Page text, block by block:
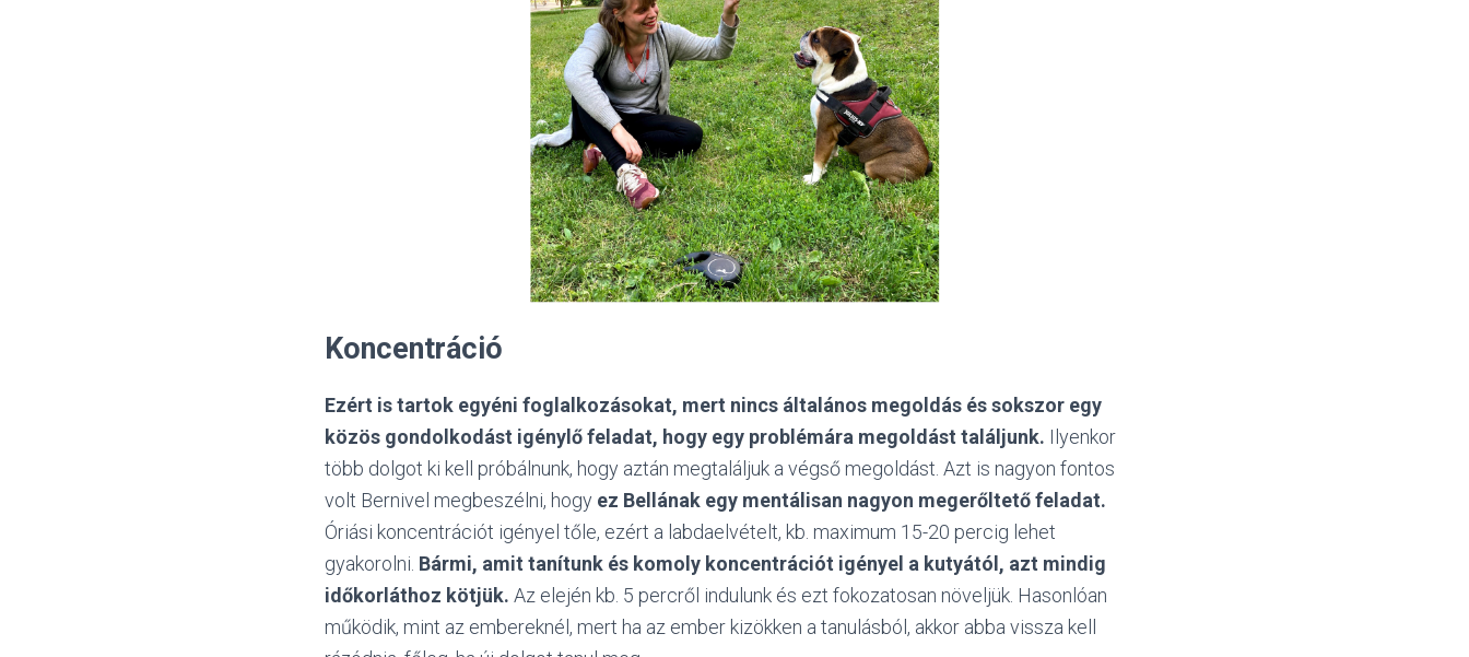
Koncentráció
Ezért is tartok egyéni foglalkozásokat, mert nincs általános megoldás és sokszor egy
közös gondolkodást igénylő feladat, hogy egy problémára megoldást találjunk. Ilyenkor
több dolgot ki kell próbálnunk, hogy aztán megtaláljuk a végső megoldást. Azt is nagyon fontos
volt Bernivel megbeszélni, hogy ez Bellának egy mentálisan nagyon megerőltető feladat.
Óriási koncentrációt igényel tőle, ezért a labdaelvételt, kb. maximum 15-20 percig lehet
gyakorolni. Bármi, amit tanítunk és komoly koncentrációt igényel a kutyától, azt mindig
időkorláthoz kötjük. Az elején kb. 5 percről indulunk és ezt fokozatosan növeljük. Hasonlóan
működik, mint az embereknél, mert ha az ember kizökken a tanulásból, akkor abba vissza kell